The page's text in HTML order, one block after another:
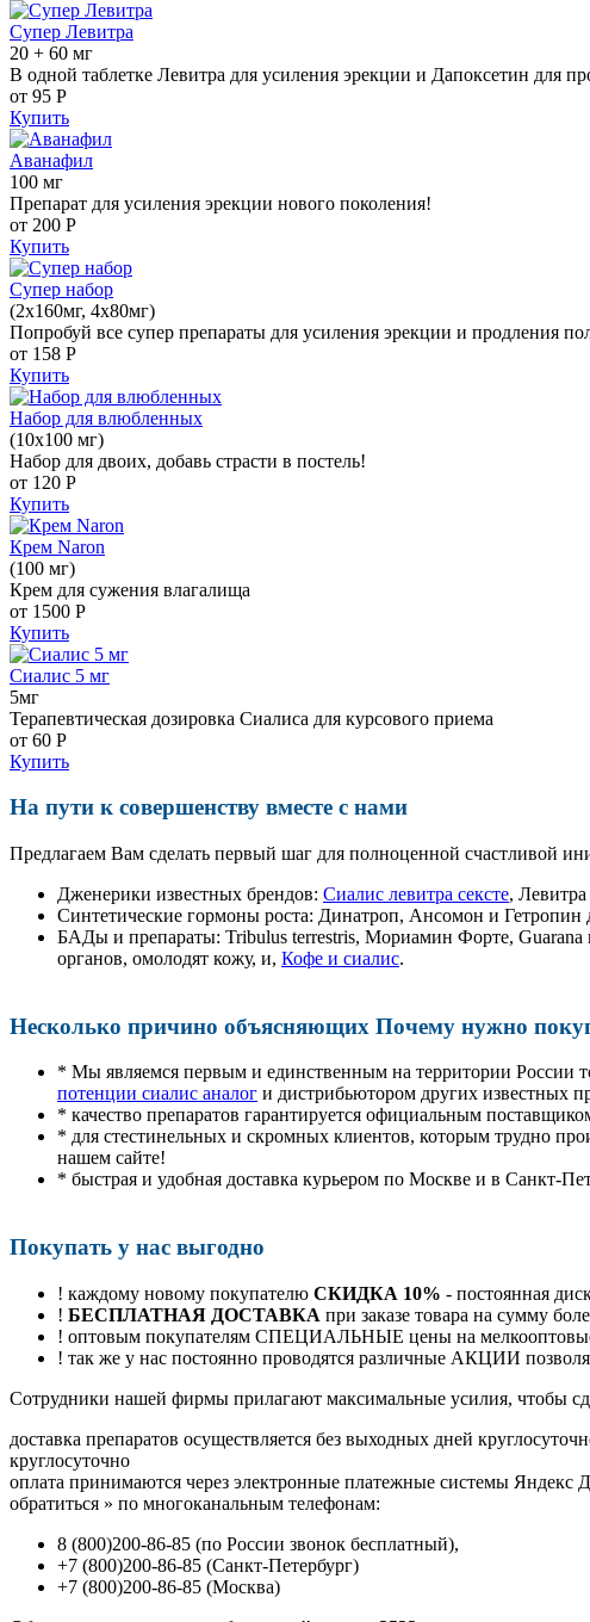
Супер Левитра
20 + 60 мг
В одной таблетке Левитра для усиления эрекции и Дапоксетин для
от 95 Р
Купить
Аванафил
100 мг
Препарат для усиления эрекции нового поколения!
от 200 Р
Купить
Супер набор
(2х160мг, 4х80мг)
Попробуй все супер препараты для усиления эрекции и продления
от 158 Р
Купить
Набор для влюбленных
(10х100 мг)
Набор для двоих, добавь страсти в постель!
от 120 Р
Купить
Крем Naron
(100 мг)
Крем для сужения влагалища
от 1500 Р
Купить
Сиалис 5 мг
5мг
Терапевтическая дозировка Сиалиса для курсового приема
от 60 Р
Купить
На пути к совершенству вместе с нами
Предлагаем Вам сделать первый шаг для полноценной счастливой
Дженерики известных брендов: Сиалис левитра сексте,
Синтетические гормоны роста: Динатроп, Ансомон и Гетропин
БАДы и препараты: Tribulus terrestris, Мориамин Форте, Guarana
органов, омолодят кожу, и, Кофе и сиалис.
Несколько причино объясняющих Почему нужно
* Мы являемся первым и единственным на территории России
потенции сиалис аналог и дистрибьютором других известных
* качество препаратов гарантируется официальным
* для стестинельных и скромных клиентов, которым трудно
нашем сайте!
* быстрая и удобная доставка курьером по Москве и в Санкт-
Покупать у нас выгодно
! каждому новому покупателю СКИДКА 10% - постоянная
! БЕСПЛАТНАЯ ДОСТАВКА при заказе товара на сумму
! оптовым покупателям СПЕЦИАЛЬНЫЕ цены на мелкооптовые
! так же у нас постоянно проводятся различные АКЦИИ
Cотрудники нашей фирмы прилагают максимальные усилия, чтобы
доставка препаратов осуществляется без выходных дней
круглосуточно
оплата принимаются через электронные платежные системы Яндекс
обратиться » по многоканальным телефонам:
8 (800)200-86-85 (по России звонок бесплатный),
+7 (800)200-86-85 (Санкт-Петербург)
+7 (800)200-86-85 (Москва)